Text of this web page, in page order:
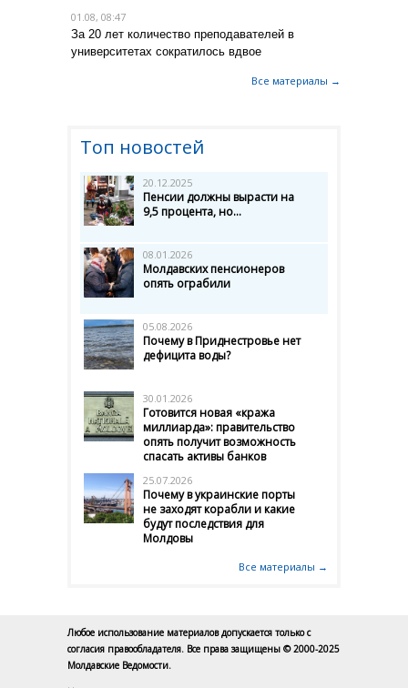
01.08, 08:47
За 20 лет количество преподавателей в
университетах сократилось вдвое
Все материалы →
Топ новостей
20.12.2025
Пенсии должны вырасти на
9,5 процента, но...
08.01.2026
Молдавских пенсионеров
опять ограбили
05.08.2026
Почему в Приднестровье нет
дефицита воды?
30.01.2026
Готовится новая «кража
миллиарда»: правительство
опять получит возможность
спасать активы банков
25.07.2026
Почему в украинские порты
не заходят корабли и какие
будут последствия для
Молдовы
Все материалы →
Любое использование материалов допускается только с
согласия правообладателя. Все права защищены © 2000-2025
Молдавские Ведомости.